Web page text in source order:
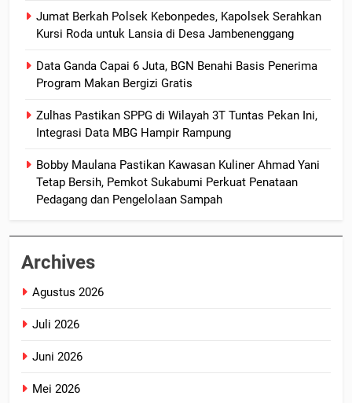
Jumat Berkah Polsek Kebonpedes, Kapolsek Serahkan
Kursi Roda untuk Lansia di Desa Jambenenggang
Data Ganda Capai 6 Juta, BGN Benahi Basis Penerima
Program Makan Bergizi Gratis
Zulhas Pastikan SPPG di Wilayah 3T Tuntas Pekan Ini,
Integrasi Data MBG Hampir Rampung
Bobby Maulana Pastikan Kawasan Kuliner Ahmad Yani
Tetap Bersih, Pemkot Sukabumi Perkuat Penataan
Pedagang dan Pengelolaan Sampah
Archives
Agustus 2026
Juli 2026
Juni 2026
Mei 2026